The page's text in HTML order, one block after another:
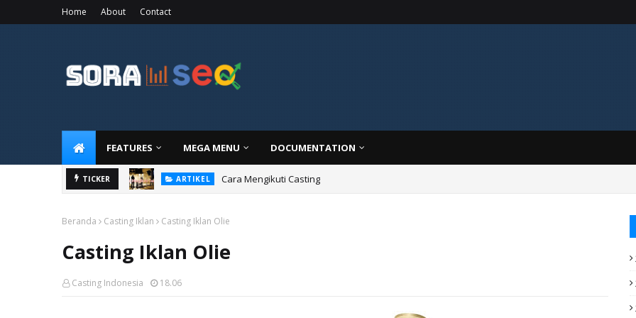
Home About Contact
FEATURES MEGA MENU DOCUMENTATION
TICKER ARTIKEL Cara Menjadi Artis
Beranda Casting Iklan Casting Iklan Olie
Casting Iklan Olie
Casting Indonesia 18.06